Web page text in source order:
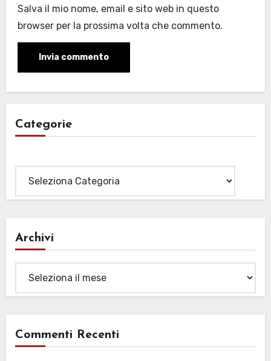
Salva il mio nome, email e sito web in questo
browser per la prossima volta che commento.
Categorie
Archivi
Commenti Recenti